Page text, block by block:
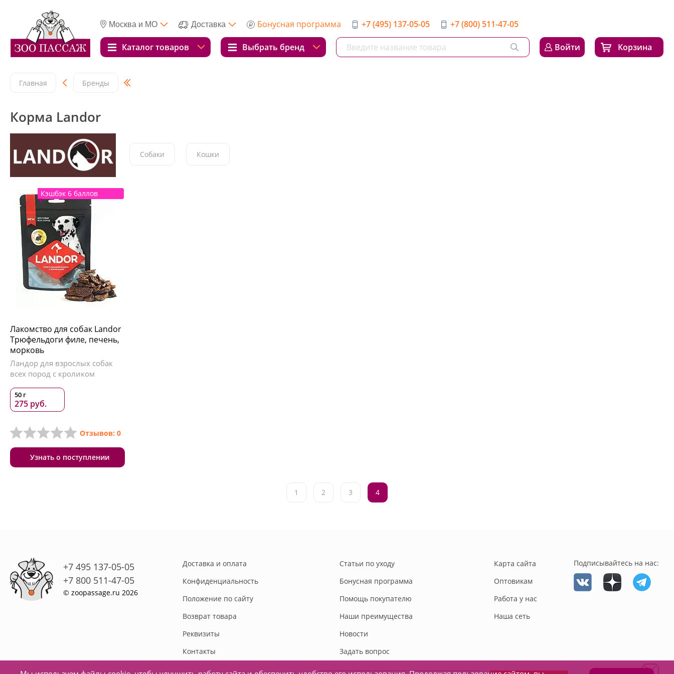
Москва и МО Доставка Бонусная программа +7 (495) 137-05-05 +7 (800) 511-47-05
Каталог товаров Выбрать бренд Войти Корзина
Главная Бренды
Корма Landor
Собаки Кошки
Кэшбэк 6 баллов
Лакомство для собак Landor
Трюфельдоги филе, печень,
морковь
Ландор для взрослых собак
всех пород с кроликом
50 г
275 руб.
Отзывов: 0
Узнать о поступлении
1 2 3 4
+7 495 137-05-05
+7 800 511-47-05
© zoopassage.ru 2026
Доставка и оплата
Конфиденциальность
Положение по сайту
Возврат товара
Реквизиты
Контакты
Статьи по уходу
Бонусная программа
Помощь покупателю
Наши преимущества
Новости
Задать вопрос
Карта сайта
Оптовикам
Работа у нас
Наша сеть
Подписывайтесь на нас: